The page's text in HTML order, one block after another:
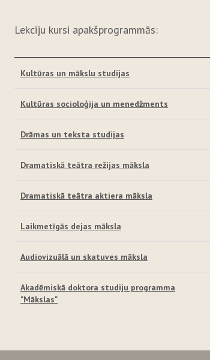
Lekciju kursi apakšprogrammās:
Kultūras un mākslu studijas
Kultūras socioloģija un menedžments
Drāmas un teksta studijas
Dramatiskā teātra režijas māksla
Dramatiskā teātra aktiera māksla
Laikmetīgās dejas māksla
Audiovizuālā un skatuves māksla
Akadēmiskā doktora studiju programma
"Mākslas"